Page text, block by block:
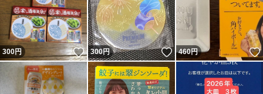
300円 いいね！
300円 いいね！
460円